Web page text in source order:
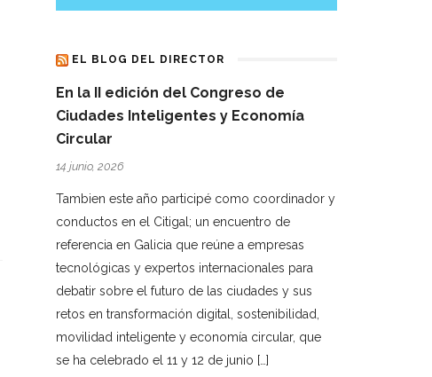
EL BLOG DEL DIRECTOR
En la II edición del Congreso de
Ciudades Inteligentes y Economía
Circular
14 junio, 2026
Tambien este año participé como coordinador y
conductos en el Citigal; un encuentro de
referencia en Galicia que reúne a empresas
tecnológicas y expertos internacionales para
debatir sobre el futuro de las ciudades y sus
retos en transformación digital, sostenibilidad,
movilidad inteligente y economía circular, que
se ha celebrado el 11 y 12 de junio […]